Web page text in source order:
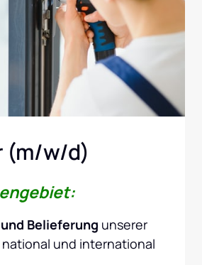
(m/w/d)
Belieferung unserer
und international